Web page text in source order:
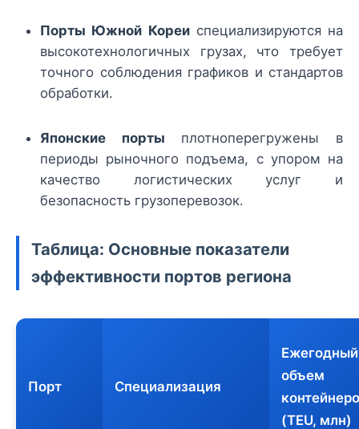
Порты Южной Кореиспециализируются на
высокотехнологичных грузах, что требует
точного соблюдения графиков и стандартов
обработки.
Японские порты плотноперегружены в
периоды рыночного подъема, с упором на
качество логистических услуг и
безопасность грузоперевозок.
Таблица: Основные показатели
эффективности портов региона
Порт Специализация
Ежегодный
объем
(TEU, млн)